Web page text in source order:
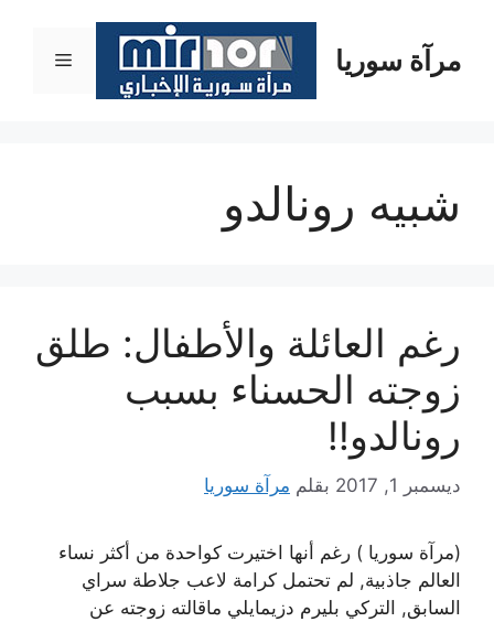
المحتوىمرآة سوريا القائمة
شبيه رونالدو
رغم العائلة والأطفال: طلق
زوجته الحسناء بسبب
رونالدو!!
ديسمبر 1, 2017 بقلم مرآة سوريا
(مرآة سوريا ) رغم أنها اختيرت كواحدة من أكثر نساء
العالم جاذبية, لم تحتمل كرامة لاعب جلاطة سراي
السابق, التركي بليرم دزيمايلي ماقالته زوجته عن